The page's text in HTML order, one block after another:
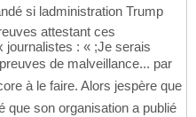
si ladministration Trump
attestant ces
journalistes : « ;Je serais
de malveillance... par
à le faire. Alors jespère que
que son organisation a publié